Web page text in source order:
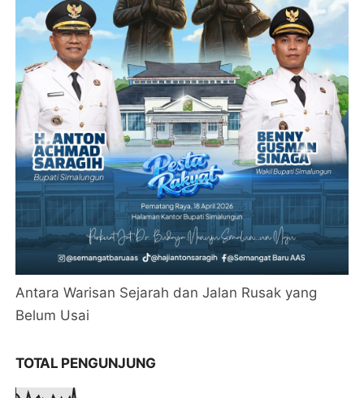
Antara Warisan Sejarah dan Jalan Rusak yang
Belum Usai
TOTAL PENGUNJUNG